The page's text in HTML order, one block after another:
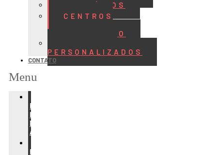
LATICÍNIOS
CENTROS
DISTRIBUIÇÃO
PERSONALIZADOS
CONTATO
Menu
PARA
INDÚSTRIA
DE
ALIMENTOS
PARA